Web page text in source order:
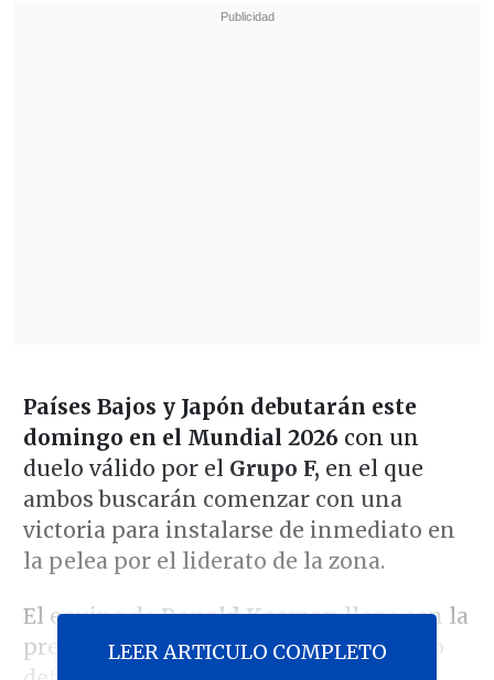
Países Bajos y Japón debutarán este
domingo en el Mundial 2026 con un
duelo válido por el Grupo F, en el que
ambos buscarán comenzar con una
victoria para instalarse de inmediato en
la pelea por el liderato de la zona.
El equipo deRonald Koemanllega con la
presión histórica de dar por fin el salto
LEER ARTICULO COMPLETO